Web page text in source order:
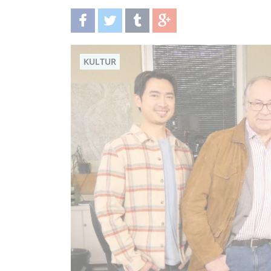
teilentwittern teilen teilen
KULTUR